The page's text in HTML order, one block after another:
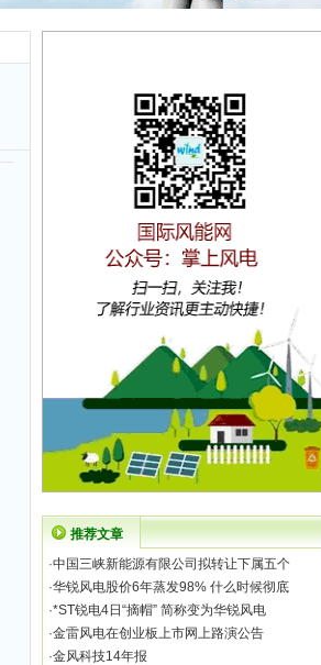
推荐文章
·中国三峡新能源有限公司拟转让下属五个
·华锐风电股价6年蒸发98% 什么时候彻底
·*ST锐电4日“摘帽” 简称变为华锐风电
·金雷风电在创业板上市网上路演公告
·金风科技14年报